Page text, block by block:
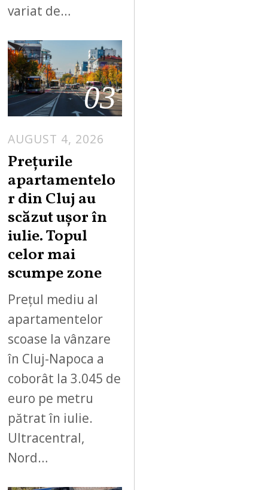
variat de…
03
AUGUST 4, 2026
Prețurile
apartamentelo
r din Cluj au
scăzut ușor în
iulie. Topul
celor mai
scumpe zone
Prețul mediu al
apartamentelor
scoase la vânzare
în Cluj-Napoca a
coborât la 3.045 de
euro pe metru
pătrat în iulie.
Ultracentral,
Nord…